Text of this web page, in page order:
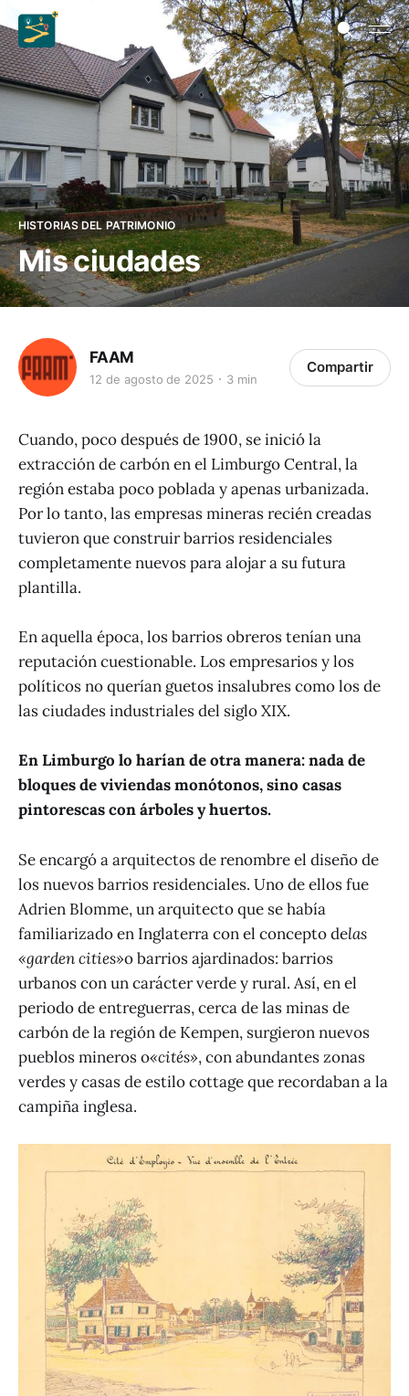
HISTORIAS DEL PATRIMONIO
Mis ciudades
FAAM
12 de agosto de 2025 3 min
Compartir
Cuando, poco después de 1900, se inició la
extracción de carbón en el Limburgo Central, la
región estaba poco poblada y apenas urbanizada.
Por lo tanto, las empresas mineras recién creadas
tuvieron que construir barrios residenciales
completamente nuevos para alojar a su futura
plantilla.
En aquella época, los barrios obreros tenían una
reputación cuestionable. Los empresarios y los
políticos no querían guetos insalubres como los de
las ciudades industriales del siglo XIX.
En Limburgo lo harían de otra manera: nada de
bloques de viviendas monótonos, sino casas
pintorescas con árboles y huertos.
Se encargó a arquitectos de renombre el diseño de
los nuevos barrios residenciales. Uno de ellos fue
Adrien Blomme, un arquitecto que se había
familiarizado en Inglaterra con el concepto delas
«garden cities»o barrios ajardinados: barrios
urbanos con un carácter verde y rural. Así, en el
periodo de entreguerras, cerca de las minas de
carbón de la región de Kempen, surgieron nuevos
pueblos mineros o«cités», con abundantes zonas
verdes y casas de estilo cottage que recordaban a la
campiña inglesa.